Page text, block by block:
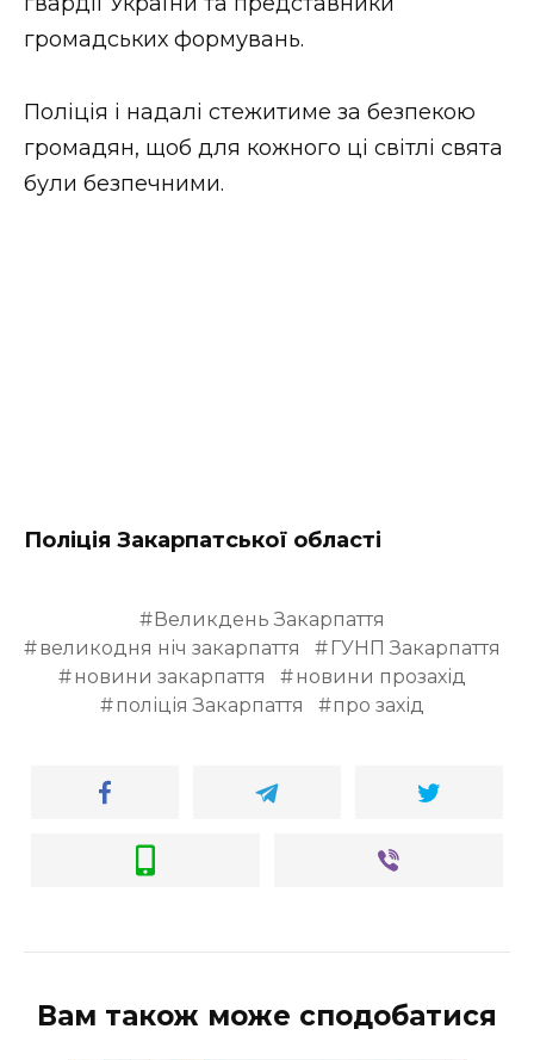
громадських формувань.
Поліція і надалі стежитиме за безпекою
громадян, щоб для кожного ці світлі свята
були безпечними.
Поліція Закарпатської області
Великдень Закарпаття
великодня ніч закарпаття
ГУНП Закарпаття
новини закарпаття
новини прозахід
поліція Закарпаття
про захід
Вам також може сподобатися